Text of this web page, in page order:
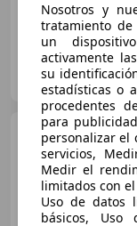
Particular
ES-08033 Barcelona
Nosotros y
tratamiento
un
activamente
su
estadísticas o
procedentes
para
personalizar el
servicios,
Medir el
limitados con
Uso de datos
básicos,